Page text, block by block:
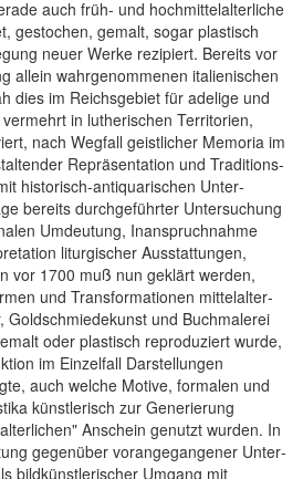
auch früh- und hochmittel­alterliche
gestochen, gemalt, sogar plastisch
neuer Werke rezipiert. Bereits vor
allein wahr­genommenen italienischen
dies im Reichs­gebiet für adelige und
in lutherischen Ter­ritorien,
nach Wegfall geistlicher Memoria im
Re­präsentation und Traditions­
historisch-antiquarischen Unter­
bereits durchgeführter Unter­suchung
Umdeutung, In­anspruchnahme
liturgischer Aus­stattungen,
vor 1700 muß nun geklärt werden,
und Trans­formationen mittelalter­
Goldschmiede­kunst und Buch­malerei
oder plastisch reproduziert wurde,
im Einzel­fall Dar­stellungen
auch welche Motive, formalen und
künstlerisch zur Generierung
Anschein genutzt wurden. In
gegen­über vor­angegangener Unter­
bild­künstlerischer Umgang mit